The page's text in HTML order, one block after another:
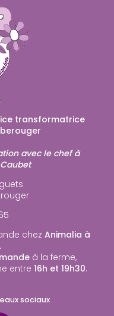
transformatrice
avec le chef à
chez Animalia à
à la ferme,
entre 16h et 19h30.
sociaux